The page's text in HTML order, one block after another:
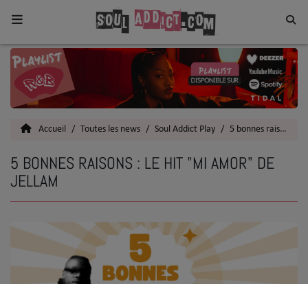
Home
Toutes les News
Actu
Accueil Toutes les news Soul Addict Play 5 bonnes raisons
5 BONNES RAISONS : LE HIT "MI AMOR" DE
JELLAM